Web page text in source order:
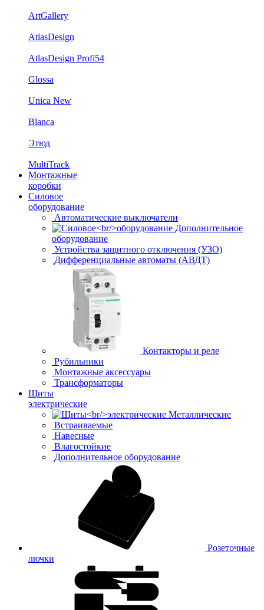
ArtGallery
AtlasDesign
AtlasDesign Profi54
Glossa
Unica New
Blanca
Этюд
MultiTrack
Монтажные
коробки
Силовое
оборудование
Автоматические выключатели
Дополнительное
оборудование
Устройства защитного отключения (УЗО)
Дифференциальные автоматы (АВДТ)
Контакторы и реле
Рубильники
Монтажные аксессуары
Трансформаторы
Щиты
электрические
Металлические
Встраиваемые
Навесные
Влагостойкие
Дополнительное оборудование
Розеточные
лючки